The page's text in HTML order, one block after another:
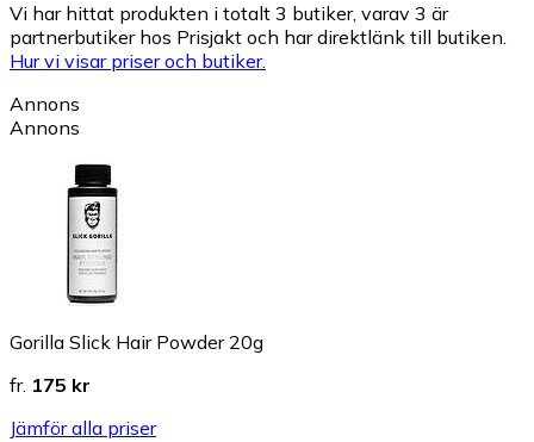
Vi har hittat produkten i totalt 3 butiker, varav 3 är
partnerbutiker hos Prisjakt och har direktlänk till butiken.
Hur vi visar priser och butiker.
Annons
Annons
Gorilla Slick Hair Powder 20g
fr. 175 kr
Jämför alla priser